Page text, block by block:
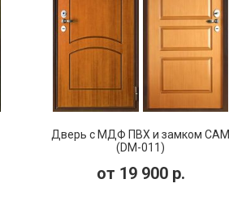
Дверь с МДФ ПВХ и замком CAM
(DM-011)
от 19 900р.